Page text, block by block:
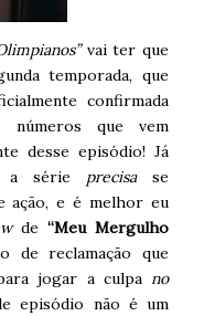
vai ter que
temporada, que
confirmada
números que vem
desse episódio! Já
a série precisase
ação, e é melhor eu
de “Meu Mergulho
reclamação que
jogar a culpa no
episódio não é um